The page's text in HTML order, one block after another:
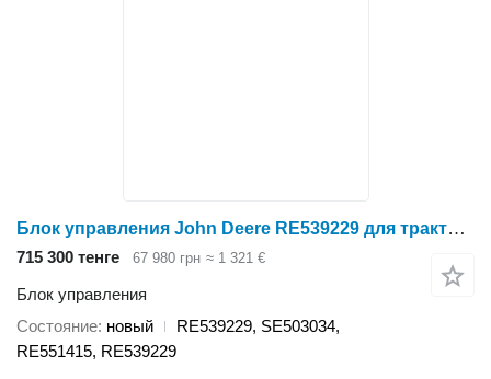
Блок управления John Deere RE539229 для трактора John Deere
715 300 тенге 67 980 грн ≈ 1 321 €
Блок управления
Состояние новый
RE539229, SE503034,
RE551415, RE539229